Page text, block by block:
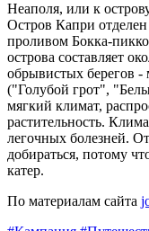
Неаполя, или к
Остров Капри отделен
проливом Бокка-
острова составляет
обрывистых берегов
("Голубой грот",
мягкий климат,
растительность.
легочных болезней.
добираться, потому
катер.
По материалам сайта